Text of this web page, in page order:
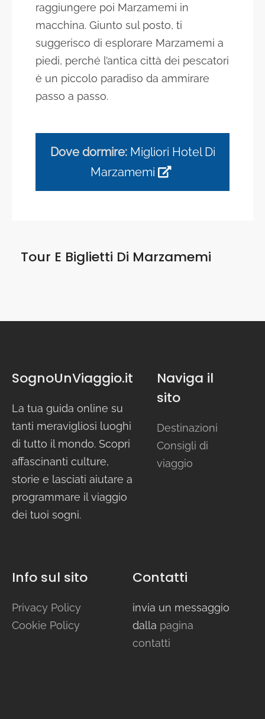
raggiungere poi Marzamemi in
macchina. Giunto sul posto, ti
suggerisco di esplorare Marzamemi a
piedi, perché l’antica città dei pescatori
è un piccolo paradiso da ammirare
passo a passo.
Dove dormire: Migliori Hotel Di
Marzamemi
Tour E Biglietti Di Marzamemi
SognoUnViaggio.it
La tua guida online su
tanti meravigliosi luoghi
di tutto il mondo. Scopri
affascinanti culture,
storie e lasciati aiutare a
programmare il viaggio
dei tuoi sogni.
Naviga il
sito
Destinazioni
Consigli di
viaggio
Info sul sito
Privacy Policy
Cookie Policy
Contatti
invia un messaggio
dalla pagina
contatti